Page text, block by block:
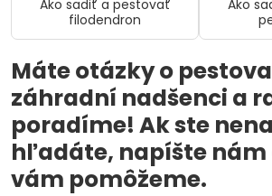
Ako sadiť a pestovať
filodendron
Ako
Máte otázky o pestovaní?
záhradní nadšenci a
poradíme! Ak ste
hľadáte, napíšte nám
vám pomôžeme.